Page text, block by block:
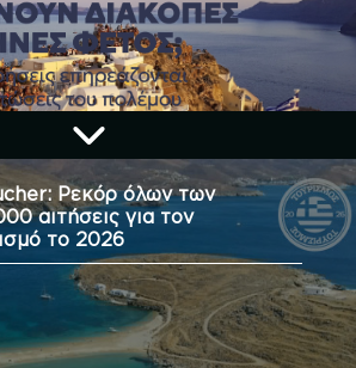
Ρεκόρ όλων των
αιτήσεις για τον
το 2026